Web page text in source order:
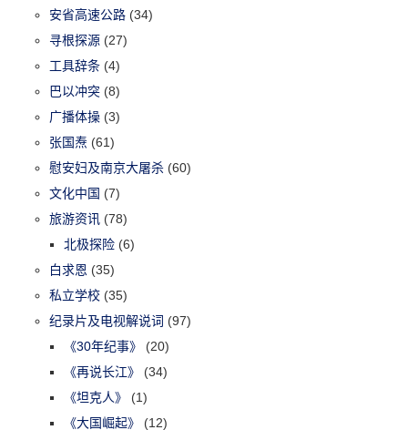
安省高速公路 (34)
寻根探源 (27)
工具辞条 (4)
巴以冲突 (8)
广播体操 (3)
张国焘 (61)
慰安妇及南京大屠杀 (60)
文化中国 (7)
旅游资讯 (78)
北极探险 (6)
白求恩 (35)
私立学校 (35)
纪录片及电视解说词 (97)
《30年纪事》
(20)
《再说长江》
(34)
《坦克人》
(1)
《大国崛起》
(12)